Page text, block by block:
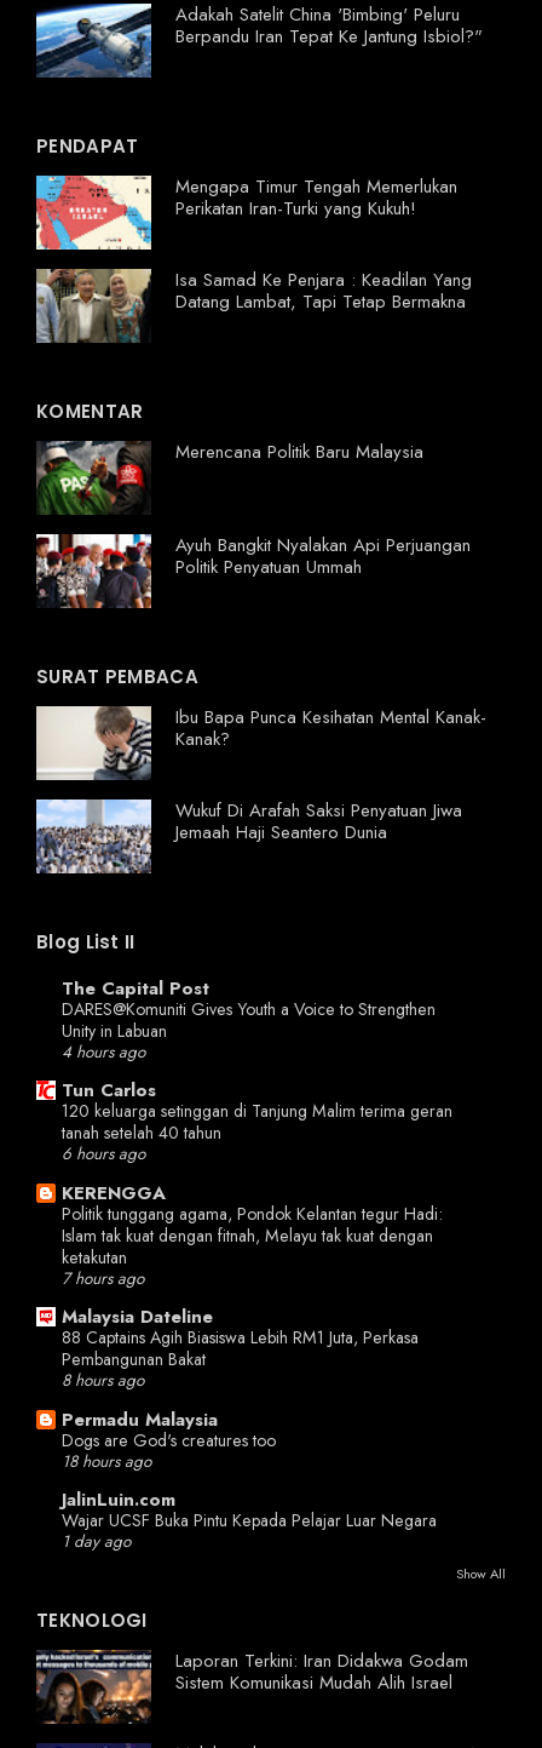
Adakah Satelit China 'Bimbing' Peluru
Berpandu Iran Tepat Ke Jantung Isbiol?"
PENDAPAT
Mengapa Timur Tengah Memerlukan
Perikatan Iran-Turki yang Kukuh!
Isa Samad Ke Penjara : Keadilan Yang
Datang Lambat, Tapi Tetap Bermakna
KOMENTAR
Merencana Politik Baru Malaysia
Ayuh Bangkit Nyalakan Api Perjuangan
Politik Penyatuan Ummah
SURAT PEMBACA
Ibu Bapa Punca Kesihatan Mental Kanak-
Kanak?
Wukuf Di Arafah Saksi Penyatuan Jiwa
Jemaah Haji Seantero Dunia
Blog List II
The Capital Post
DARES@Komuniti Gives Youth a Voice to Strengthen
Unity in Labuan
4 hours ago
Tun Carlos
120 keluarga setinggan di Tanjung Malim terima geran
tanah setelah 40 tahun
6 hours ago
KERENGGA
Politik tunggang agama, Pondok Kelantan tegur Hadi:
Islam tak kuat dengan fitnah, Melayu tak kuat dengan
ketakutan
7 hours ago
Malaysia Dateline
88 Captains Agih Biasiswa Lebih RM1 Juta, Perkasa
Pembangunan Bakat
8 hours ago
Permadu Malaysia
Dogs are God's creatures too
18 hours ago
JalinLuin.com
Wajar UCSF Buka Pintu Kepada Pelajar Luar Negara
1 day ago
Show All
TEKNOLOGI
Laporan Terkini: Iran Didakwa Godam
Sistem Komunikasi Mudah Alih Israel